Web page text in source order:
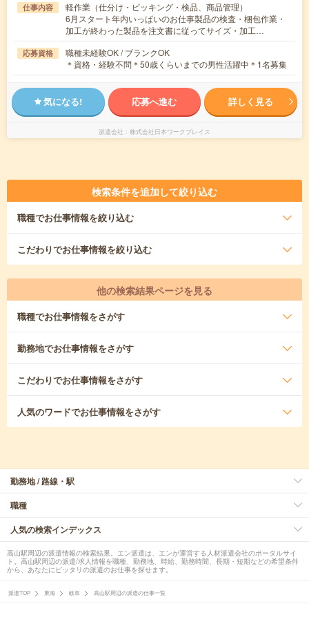
仕事内容
軽作業（仕分け・ピッキング・検品、商品管理）
6月スタート年内いっぱいのお仕事製品の検査・梱包作業・
加工が終わった製品を注文書に従ってサイズ・加工…
応募資格
職種未経験OK / ブランクOK
＊資格・経験不問＊50歳くらいまでの男性活躍中＊1名募集
気になる! 応募へ進む 詳しく見る
派遣会社 株式会社日本ワークプレイス
検索条件を追加して絞り込む
職種でお仕事情報を絞り込む
こだわりでお仕事情報を絞り込む
他の検索結果ページを見る
職種でお仕事情報をさがす
勤務地でお仕事情報をさがす
こだわりでお仕事情報をさがす
人気のワードでお仕事情報をさがす
勤務地 / 路線・駅
職種
人気の検索インデックス
高山駅周辺の派遣情報の検索結果。エン派遣は、エンが運営する人材派遣会社のポータルサイ
ト。高山駅周辺の派遣/求人情報を職種、勤務地、時給、勤務時間、長期・短期などの希望条件
から、あなたにピッタリの派遣のお仕事を探せます。
派遣TOP 東海 岐阜 高山駅周辺の派遣の仕事一覧